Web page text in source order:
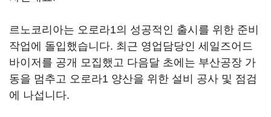
르노코리아는 오로라1의 성공적인 출시를 위한 준비
작업에 돌입했습니다. 최근 영업담당인 세일즈어드
바이저를 공개 모집했고 다음달 초에는 부산공장 가
동을 멈추고 오로라1 양산을 위한 설비 공사 및 점검
에 나섭니다.